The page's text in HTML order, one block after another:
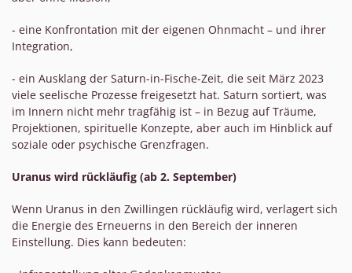
- eine Konfrontation mit der eigenen Ohnmacht – und ihrer
Integration,
- ein Ausklang der Saturn-in-Fische-Zeit, die seit März 2023
viele seelische Prozesse freigesetzt hat. Saturn sortiert, was
im Innern nicht mehr tragfähig ist – in Bezug auf Träume,
Projektionen, spirituelle Konzepte, aber auch im Hinblick auf
soziale oder psychische Grenzfragen.
Uranus wird rückläufig (ab 2. September)
Wenn Uranus in den Zwillingen rückläufig wird, verlagert sich
die Energie des Erneuerns in den Bereich der inneren
Einstellung. Dies kann bedeuten: